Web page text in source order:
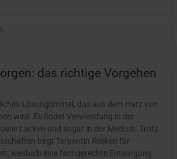
das richtige Vorgehen
Lösungsmittel, das aus dem Harz von
wird. Es findet Verwendung in der
Lacken und sogar in der Medizin. Trotz
birgt Terpentin Risiken für
weshalb eine fachgerechte Entsorgung